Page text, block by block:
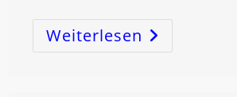
Weiterlesen BLUTarmut,
UNRUHE,
HERZrasen